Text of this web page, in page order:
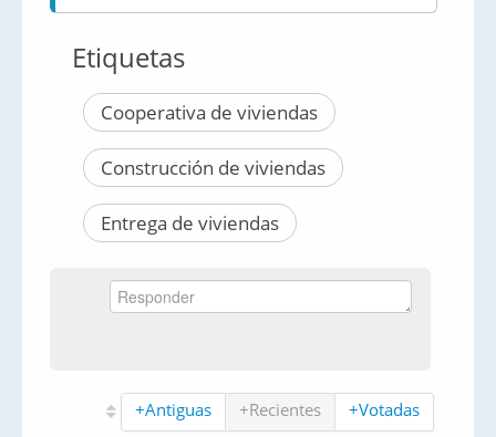
Etiquetas
Cooperativa de viviendas
Construcción de viviendas
Entrega de viviendas
+Antiguas +Recientes +Votadas